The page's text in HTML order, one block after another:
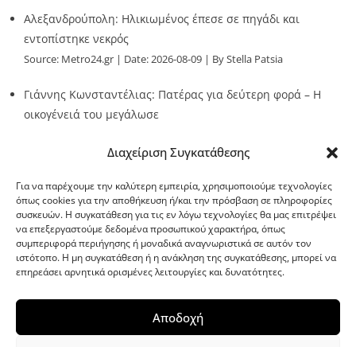
Διαχείριση Συγκατάθεσης
Για να παρέχουμε την καλύτερη εμπειρία, χρησιμοποιούμε τεχνολογίες
όπως cookies για την αποθήκευση ή/και την πρόσβαση σε πληροφορίες
συσκευών. Η συγκατάθεση για τις εν λόγω τεχνολογίες θα μας επιτρέψει
να επεξεργαστούμε δεδομένα προσωπικού χαρακτήρα, όπως
συμπεριφορά περιήγησης ή μοναδικά αναγνωριστικά σε αυτόν τον
ιστότοπο. Η μη συγκατάθεση ή η ανάκληση της συγκατάθεσης, μπορεί να
επηρεάσει αρνητικά ορισμένες λειτουργίες και δυνατότητες.
Αποδοχή
Αλεξανδρούπολη: Ηλικιωμένος έπεσε σε πηγάδι και
εντοπίστηκε νεκρός
Source: Metro24.gr Date: 2026-08-09 By Stella Patsia
Γιάννης Κωνσταντέλιας: Πατέρας για δεύτερη φορά – Η
οικογένειά του μεγάλωσε
G-point.gr